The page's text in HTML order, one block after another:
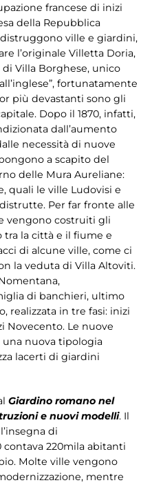
francese di inizi
della Repubblica
ville e giardini,
l’originale Villetta Doria,
di Villa Borghese, unico
fortunatamente
più devastanti sono gli
Dopo il 1870, infatti,
dall’aumento
necessità di nuove
a scapito del
delle Mura Aureliane:
quali le ville Ludovisi e
Per far fronte alle
vengono costruiti gli
la città e il fiume e
di alcune ville, come ci
la veduta di Villa Altoviti.
di banchieri, ultimo
realizzata in tre fasi: inizi
Novecento. Le nuove
nuova tipologia
lacerti di giardini
Giardino romano nel
e nuovi modelli. Il
di
contava 220mila abitanti
Molte ville vengono
mentre